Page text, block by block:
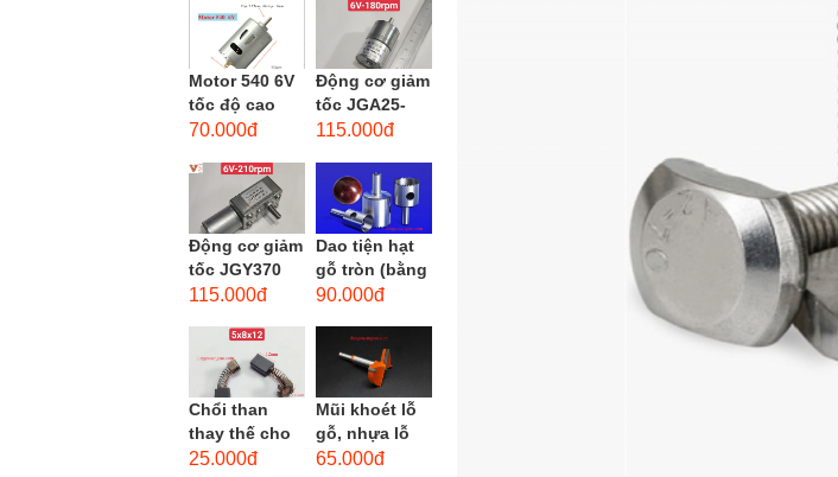
loại, đá mài
cạnh,...
mini JGA25-
Motor 540 6V
tốc độ cao
20.000 vòng/
torque
70.000đ
Động cơ giảm
tốc JGA25-
310 6-12 VDC.
mini JGA25-
310
115.000đ
Động cơ giảm
tốc JGY370
DC bánh răng
men xoắn
cao...
115.000đ
Dao tiện hạt
gỗ tròn (bằng
thép trắng)
90.000đ
Chổi than
thay thế cho
động cơ, chổi
25.000đ
Mũi khoét lỗ
gỗ, nhựa lỗ
lớn D40mm-
65.000đ